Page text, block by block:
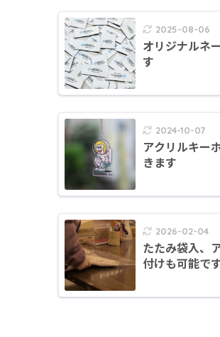
2025-08-06
オリジナルネ
す
2024-10-07
アクリルキー
きます
2026-02-04
たたみ袋入、
付けも可能です